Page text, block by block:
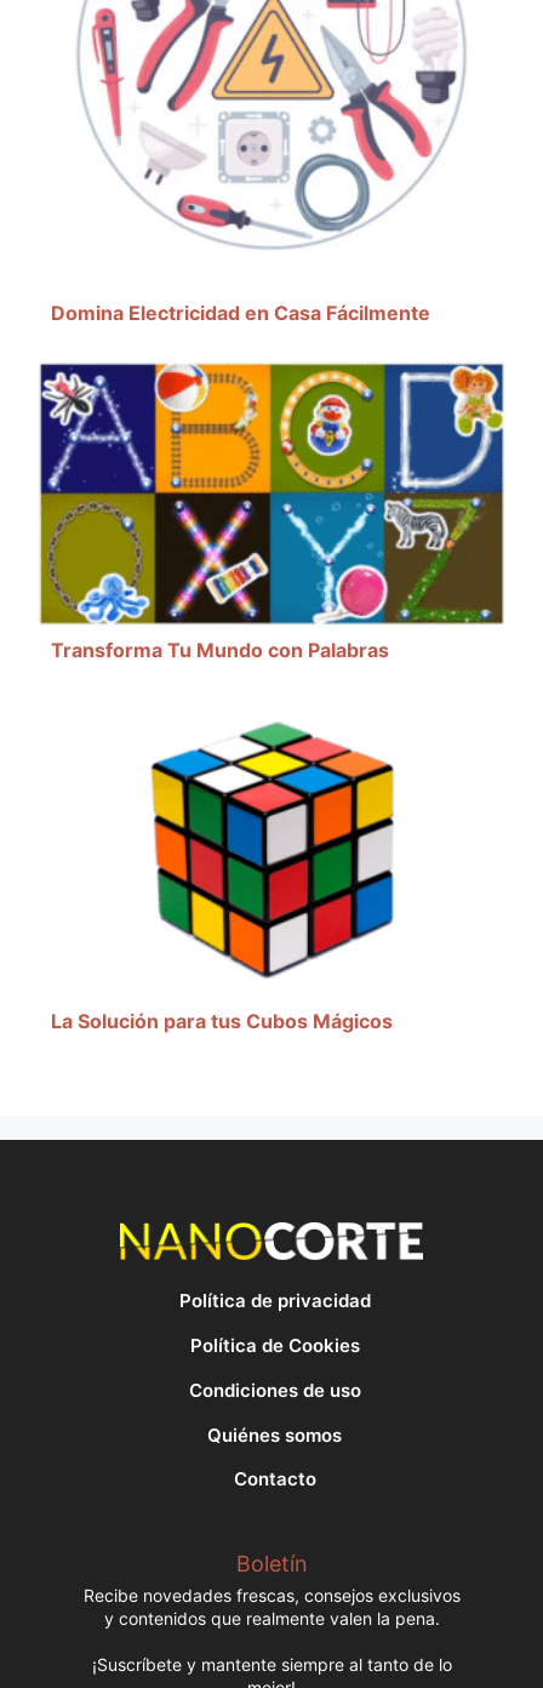
Domina Electricidad en Casa Fácilmente
Transforma Tu Mundo con Palabras
La Solución para tus Cubos Mágicos
Política de privacidad
Política de Cookies
Condiciones de uso
Quiénes somos
Contacto
Boletín
Recibe novedades frescas, consejos exclusivos
y contenidos que realmente valen la pena.
¡Suscríbete y mantente siempre al tanto de lo